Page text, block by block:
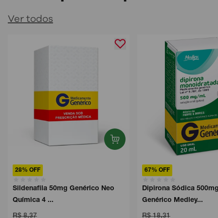
Ver todos
28% OFF
Sildenafila 50mg Genérico Neo
Química 4 ...
R$ 8,37
67% OFF
Dipirona Sódica
Genérico Medley...
R$ 18,31